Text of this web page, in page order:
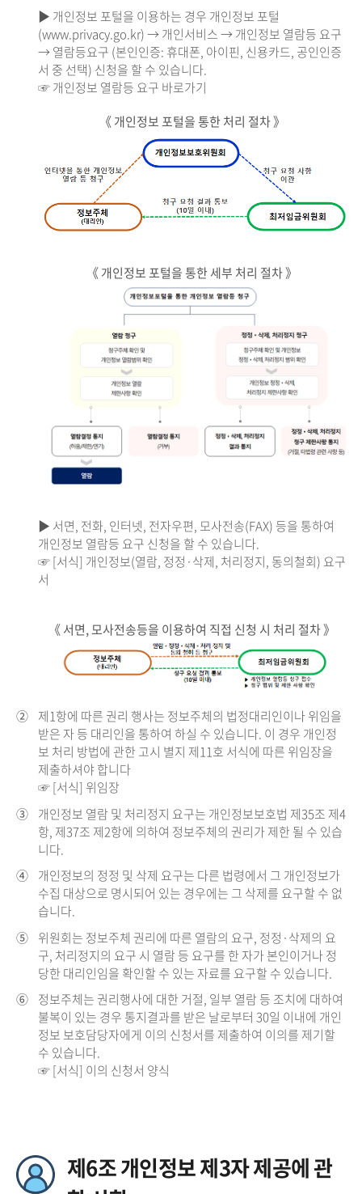
▶ 개인정보 포털을 이용하는 경우 개인정보 포털
(www.privacy.go.kr) → 개인서비스 → 개인정보 열람등 요구
→ 열람등요구 (본인인증: 휴대폰, 아이핀, 신용카드, 공인인증
서 중 선택) 신청을 할 수 있습니다.
☞ 개인정보 열람등 요구 바로가기
《 개인정보 포털을 통한 처리 절차 》
《 개인정보 포털을 통한 세부 처리 절차 》
▶ 서면, 전화, 인터넷, 전자우편, 모사전송(FAX) 등을 통하여
개인정보 열람등 요구 신청을 할 수 있습니다.
☞ [서식] 개인정보(열람, 정정·삭제, 처리정지, 동의철회) 요구
서
《 서면, 모사전송등을 이용하여 직접 신청 시 처리 절차 》
② 제1항에 따른 권리 행사는 정보주체의 법정대리인이나 위임을
받은 자 등 대리인을 통하여 하실 수 있습니다. 이 경우 개인정
보 처리 방법에 관한 고시 별지 제11호 서식에 따른 위임장을
제출하셔야 합니다
☞ [서식] 위임장
③ 개인정보 열람 및 처리정지 요구는 개인정보보호법 제35조 제4
항, 제37조 제2항에 의하여 정보주체의 권리가 제한 될 수 있습
니다.
④ 개인정보의 정정 및 삭제 요구는 다른 법령에서 그 개인정보가
수집 대상으로 명시되어 있는 경우에는 그 삭제를 요구할 수 없
습니다.
⑤ 위원회는 정보주체 권리에 따른 열람의 요구, 정정·삭제의 요
구, 처리정지의 요구 시 열람 등 요구를 한 자가 본인이거나 정
당한 대리인임을 확인할 수 있는 자료를 요구할 수 있습니다.
⑥ 정보주체는 권리행사에 대한 거절, 일부 열람 등 조치에 대하여
불복이 있는 경우 통지결과를 받은 날로부터 30일 이내에 개인
정보 보호담당자에게 이의 신청서를 제출하여 이의를 제기할
수 있습니다.
☞ [서식] 이의 신청서 양식
제6조 개인정보 제3자 제공에 관